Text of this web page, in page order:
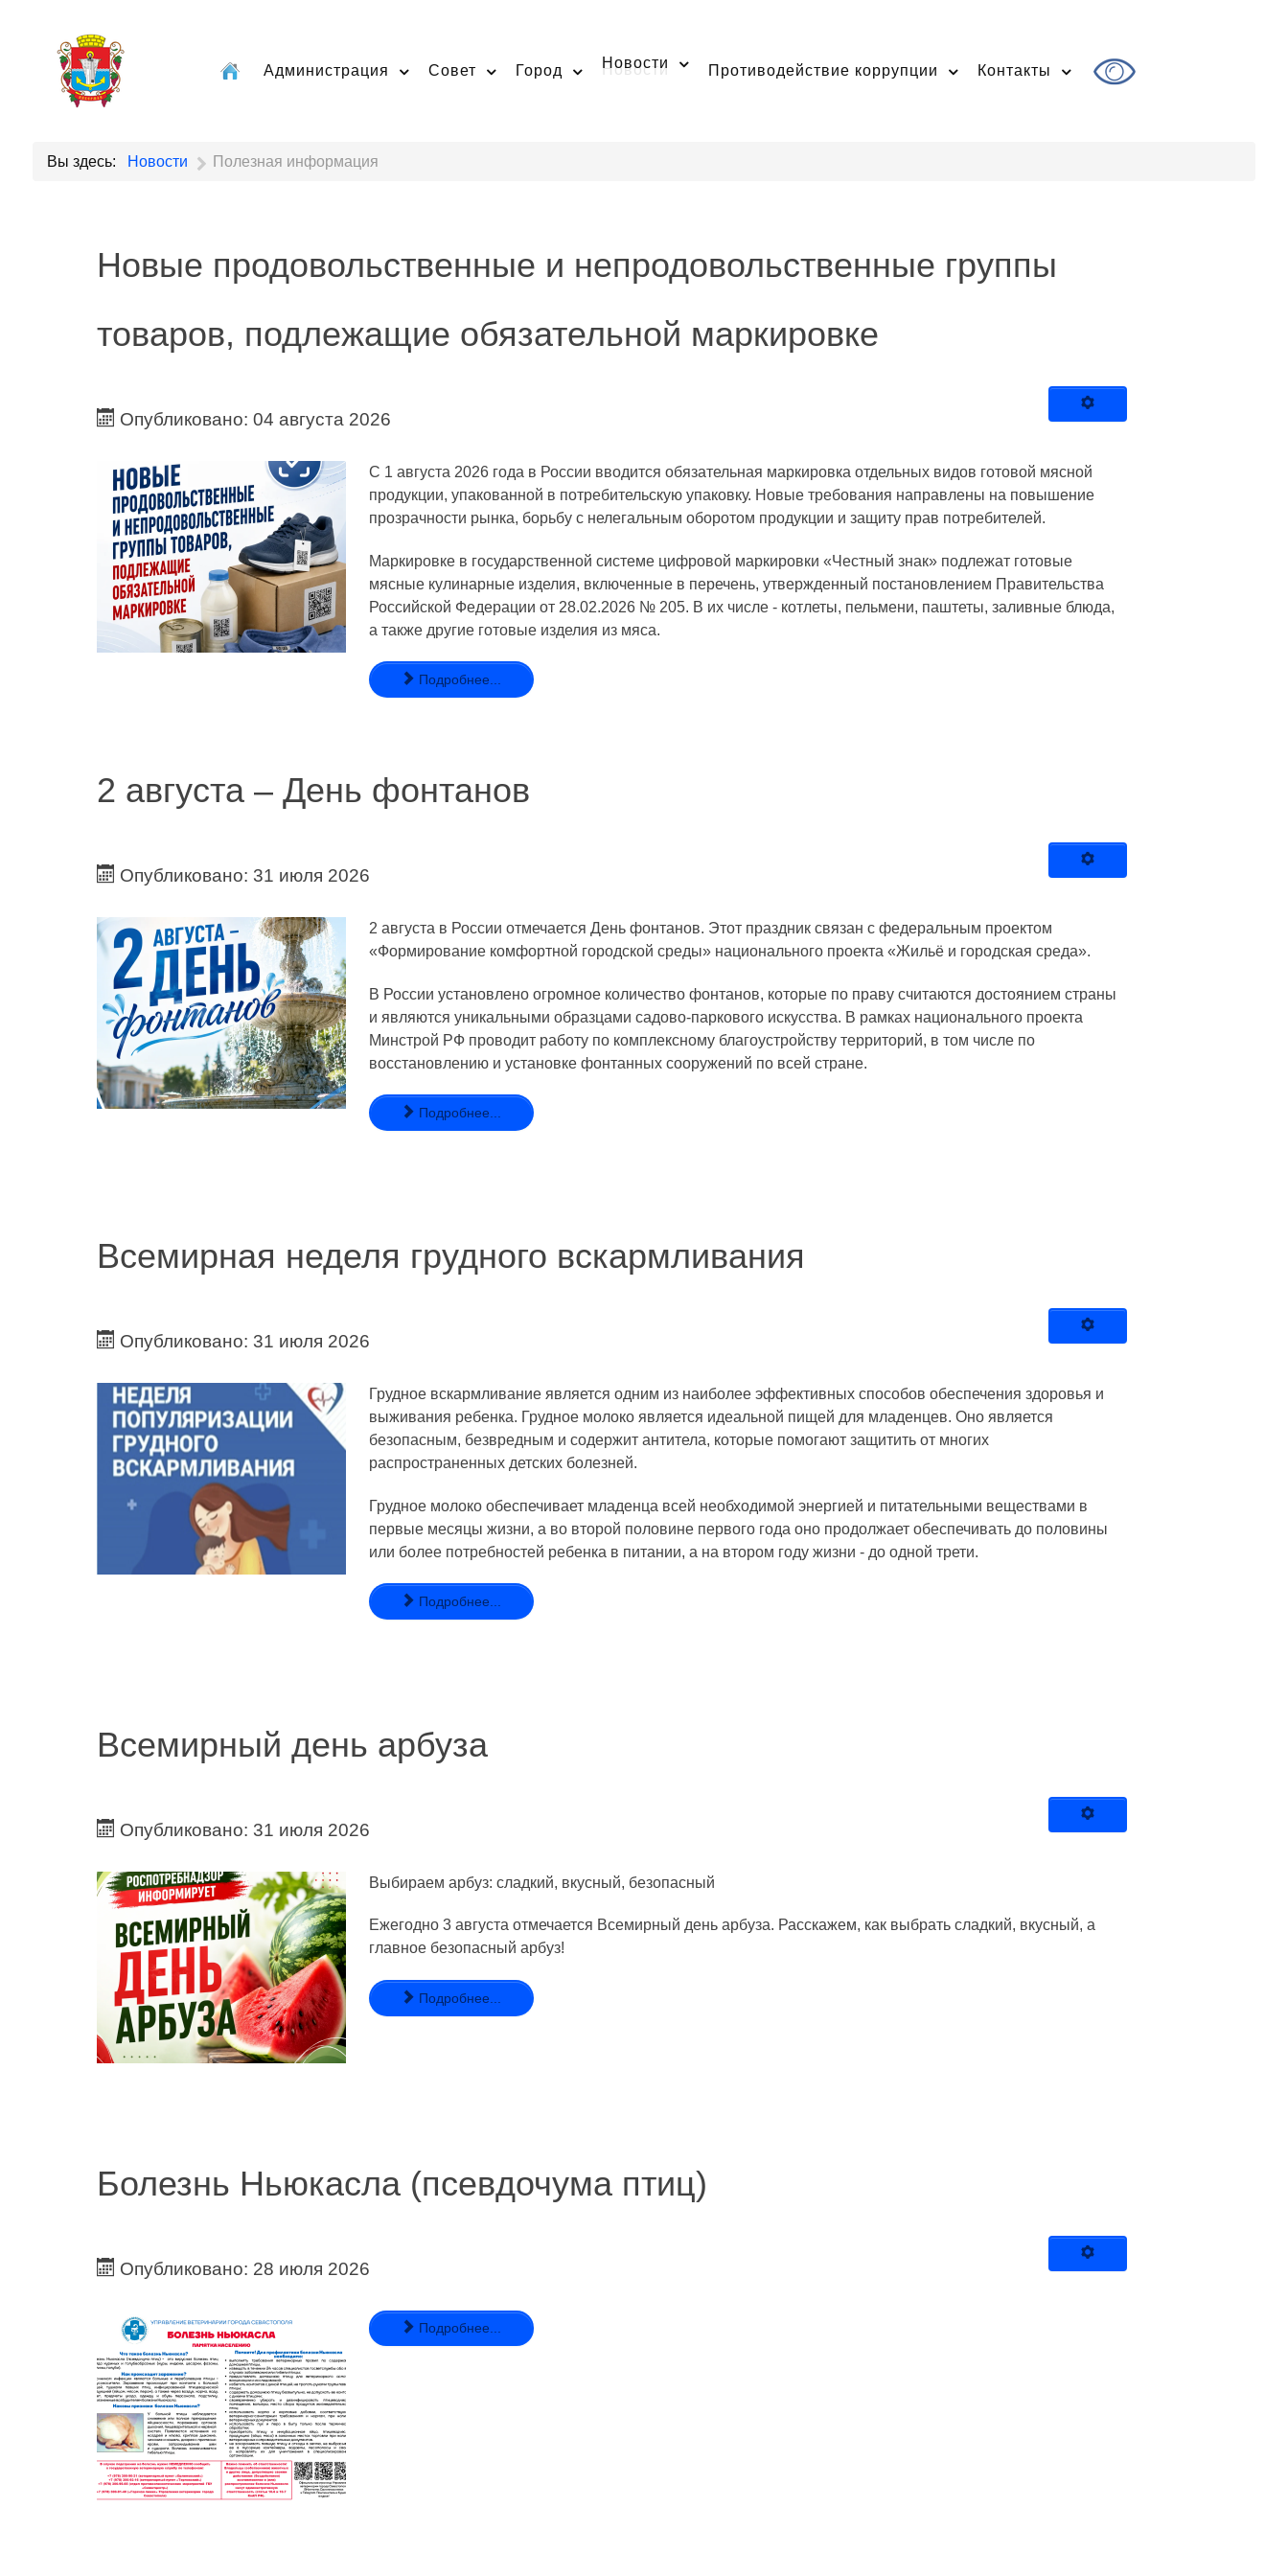
Администрация Совет Город Новости Противодействие коррупции Контакты
Вы здесь: Новости Полезная информация
Новые продовольственные и непродовольственные группы
товаров, подлежащие обязательной маркировке
Опубликовано: 04 августа 2026
С 1 августа 2026 года в России вводится обязательная маркировка отдельных видов готовой мясной
продукции, упакованной в потребительскую упаковку. Новые требования направлены на повышение
прозрачности рынка, борьбу с нелегальным оборотом продукции и защиту прав потребителей.
Маркировке в государственной системе цифровой маркировки «Честный знак» подлежат готовые
мясные кулинарные изделия, включенные в перечень, утвержденный постановлением Правительства
Российской Федерации от 28.02.2026 № 205. В их числе - котлеты, пельмени, паштеты, заливные блюда,
а также другие готовые изделия из мяса.
Подробнее...
2 августа – День фонтанов
Опубликовано: 31 июля 2026
2 августа в России отмечается День фонтанов. Этот праздник связан с федеральным проектом
«Формирование комфортной городской среды» национального проекта «Жильё и городская среда».
В России установлено огромное количество фонтанов, которые по праву считаются достоянием страны
и являются уникальными образцами садово-паркового искусства. В рамках национального проекта
Минстрой РФ проводит работу по комплексному благоустройству территорий, в том числе по
восстановлению и установке фонтанных сооружений по всей стране.
Подробнее...
Всемирная неделя грудного вскармливания
Опубликовано: 31 июля 2026
Грудное вскармливание является одним из наиболее эффективных способов обеспечения здоровья и
выживания ребенка. Грудное молоко является идеальной пищей для младенцев. Оно является
безопасным, безвредным и содержит антитела, которые помогают защитить от многих
распространенных детских болезней.
Грудное молоко обеспечивает младенца всей необходимой энергией и питательными веществами в
первые месяцы жизни, а во второй половине первого года оно продолжает обеспечивать до половины
или более потребностей ребенка в питании, а на втором году жизни - до одной трети.
Подробнее...
Всемирный день арбуза
Опубликовано: 31 июля 2026
Выбираем арбуз: сладкий, вкусный, безопасный
Ежегодно 3 августа отмечается Всемирный день арбуза. Расскажем, как выбрать сладкий, вкусный, а
главное безопасный арбуз!
Подробнее...
Болезнь Ньюкасла (псевдочума птиц)
Опубликовано: 28 июля 2026
Подробнее...